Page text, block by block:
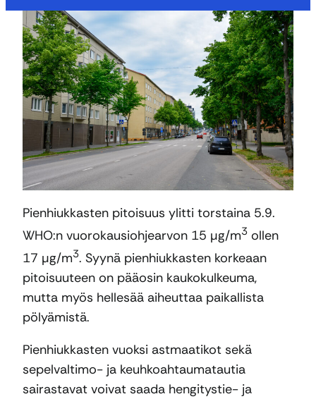
Pienhiukkasten pitoisuus ylitti torstaina 5.9.
WHO:n vuorokausiohjearvon 15 µg/m3 ollen
17 µg/m3. Syynä pienhiukkasten korkeaan
pitoisuuteen on pääosin kaukokulkeuma,
mutta myös hellesää aiheuttaa paikallista
pölyämistä.
Pienhiukkasten vuoksi astmaatikot sekä
sepelvaltimo- ja keuhkoahtaumatautia
sairastavat voivat saada hengitystie- ja